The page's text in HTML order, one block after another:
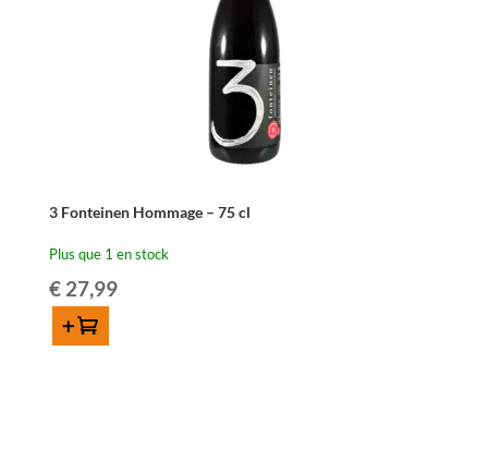
3 Fonteinen Hommage – 75 cl
Plus que 1 en stock
€27,99
Ajouter au panier